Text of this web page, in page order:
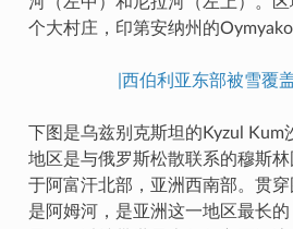
个大村庄，印第安纳州的
|西伯利亚东部被雪覆
下图是乌兹别克斯坦的Kyzul
地区是与俄罗斯松散联系的穆斯
于阿富汗北部，亚洲西南部。贯
是阿姆河，是亚洲这一地区最长